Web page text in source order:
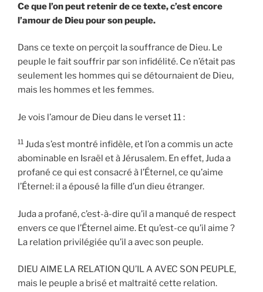
Ce que l’on peut retenir de ce texte, c’est encore
l’amour de Dieu pour son peuple.
Dans ce texte on perçoit la souffrance de Dieu. Le
peuple le fait souffrir par son infidélité. Ce n’était pas
seulement les hommes qui se détournaient de Dieu,
mais les hommes et les femmes.
Je vois l’amour de Dieu dans le verset 11 :
11 Juda s’est montré infidèle, et l’on a commis un acte
abominable en Israël et à Jérusalem. En effet, Juda a
profané ce qui est consacré à l’Éternel, ce qu’aime
l’Éternel: il a épousé la fille d’un dieu étranger.
Juda a profané, c’est-à-dire qu’il a manqué de respect
envers ce que l’Éternel aime. Et qu’est-ce qu’il aime ?
La relation privilégiée qu’il a avec son peuple.
DIEU AIME LA RELATION QU’IL A AVEC SON PEUPLE,
mais le peuple a brisé et maltraité cette relation.